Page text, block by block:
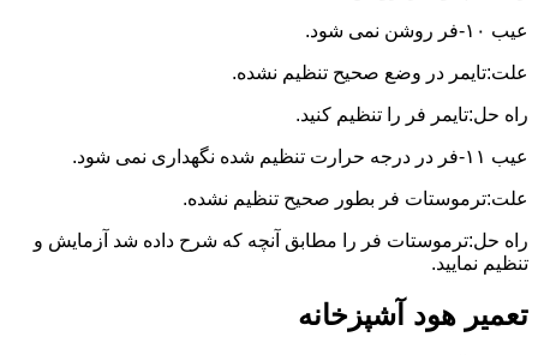
عیب ۱۰-فر روشن نمی شود.
علت:تایمر در وضع صحیح تنظیم نشده.
راه حل:تایمر فر را تنظیم کنید.
عیب ۱۱-فر در درجه حرارت تنظیم شده نگهداری نمی شود.
علت:ترموستات فر بطور صحیح تنظیم نشده.
راه حل:ترموستات فر را مطابق آنچه که شرح داده شد آزمایش و
تنظیم نمایید.
تعمیر هود آشپزخانه